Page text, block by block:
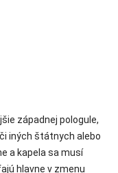
západnej pologule,
iných štátnych alebo
a kapela sa musí
hlavne v zmenu